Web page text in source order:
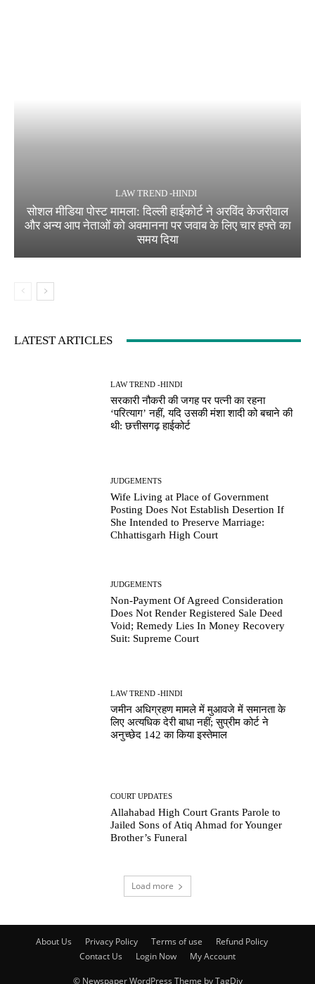
LAW TREND -HINDI
सोशल मीडिया पोस्ट मामला: दिल्ली हाईकोर्ट ने अरविंद केजरीवाल
और अन्य आप नेताओं को अवमानना पर जवाब के लिए चार हफ्ते का
समय दिया
LATEST ARTICLES
LAW TREND -HINDI
सरकारी नौकरी की जगह पर पत्नी का रहना
‘परित्याग’ नहीं, यदि उसकी मंशा शादी को बचाने की
थी: छत्तीसगढ़ हाईकोर्ट
JUDGEMENTS
Wife Living at Place of Government
Posting Does Not Establish Desertion If
She Intended to Preserve Marriage:
Chhattisgarh High Court
JUDGEMENTS
Non-Payment Of Agreed Consideration
Does Not Render Registered Sale Deed
Void; Remedy Lies In Money Recovery
Suit: Supreme Court
LAW TREND -HINDI
जमीन अधिग्रहण मामले में मुआवजे में समानता के
लिए अत्यधिक देरी बाधा नहीं; सुप्रीम कोर्ट ने
अनुच्छेद 142 का किया इस्तेमाल
COURT UPDATES
Allahabad High Court Grants Parole to
Jailed Sons of Atiq Ahmad for Younger
Brother’s Funeral
Load more
About Us Privacy Policy Terms of use
Refund Policy
Contact Us
Login Now My Account
© Newspaper WordPress Theme by TagDiv